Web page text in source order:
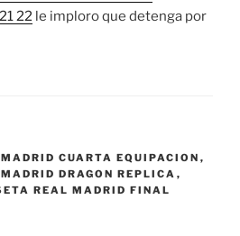
22 le imploro que detenga por
CUARTA EQUIPACION ,
DRAGON REPLICA ,
REAL MADRID FINAL